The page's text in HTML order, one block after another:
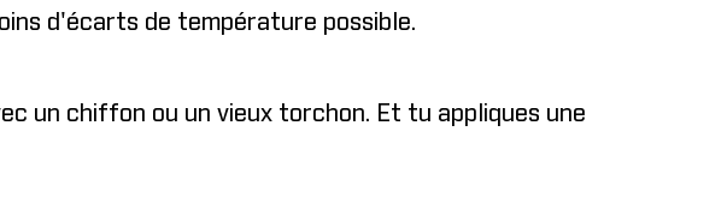
d'écarts de température possible.
un chiffon ou un vieux torchon. Et tu appliques une